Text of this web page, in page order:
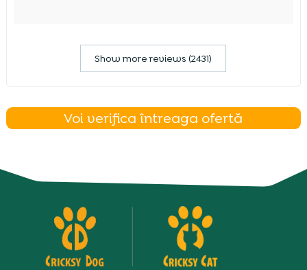
Show more reviews (2431)
Voi verifica întreaga ofertă